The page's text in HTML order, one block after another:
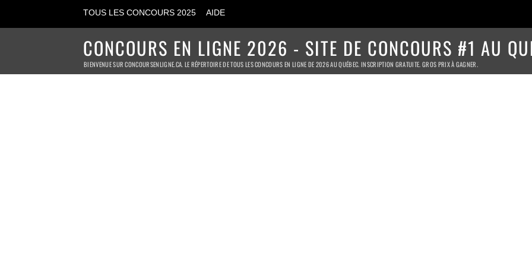
TOUS LES CONCOURS 2025 AIDE
CONCOURS EN LIGNE 2026 - SITE DE CONCOURS #1 AU
BIENVENUE SUR CONCOURSENLIGNE.CA. LE RÉPERTOIRE DE TOUS LES CONCOURS EN LIGNE DE 2026 AU QUÉBEC. INSCRIPTION GRATUITE. GROS PRIX À GAGNER.